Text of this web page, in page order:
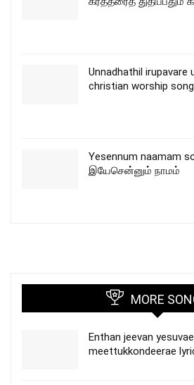
Unnadhathil irupavare
christian worship
Yesennum naamam
இயேசென்னும் நாமம்
MORE
Enthan jeevan
meettukkondeerae